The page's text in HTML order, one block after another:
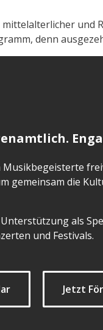
und
denn
Musikbegeisterte
gemeinsam die
als
und Festivals.
Jetzt